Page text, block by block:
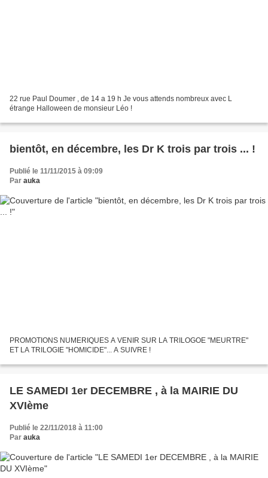
22 rue Paul Doumer , de 14 a 19 h Je vous attends nombreux avec L
étrange Halloween de monsieur Léo !
bientôt, en décembre, les Dr K trois par trois ... !
Publié le 11/11/2015 à 09:09
Par auka
PROMOTIONS NUMERIQUES A VENIR SUR LA TRILOGOE "MEURTRE"
ET LA TRILOGIE "HOMICIDE"... A SUIVRE !
LE SAMEDI 1er DECEMBRE , à la MAIRIE DU
XVIème
Publié le 22/11/2018 à 11:00
Par auka